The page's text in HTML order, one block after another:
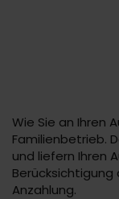
Wie Sie an Ihren
Familienbetrieb.
und liefern Ihren
Anzahlung.